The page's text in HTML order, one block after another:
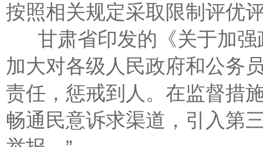
按照相关规定采取限制评优
甘肃省印发的《关于加强
加大对各级人民政府和公务
责任，惩戒到人。在监督措
畅通民意诉求渠道，引入第